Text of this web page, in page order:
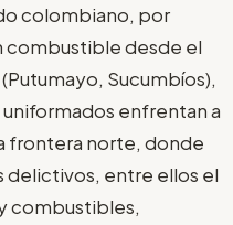
colombiano, por
combustible desde el
Sucumbíos),
uniformados enfrentan a
frontera norte, donde
delictivos, entre ellos el
combustibles,